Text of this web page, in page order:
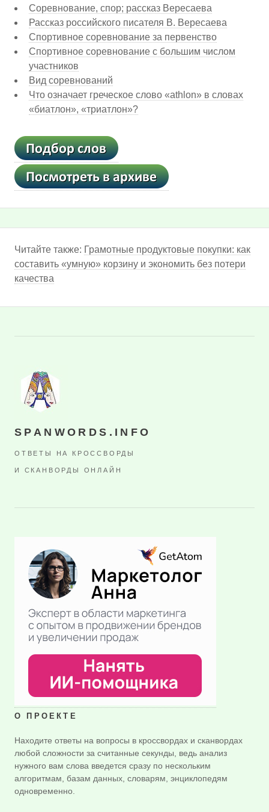
Соревнование, спор; рассказ Вересаева
Рассказ российского писателя В. Вересаева
Спортивное соревнование за первенство
Спортивное соревнование с большим числом
участников
Вид соревнований
Что означает греческое слово «athlon» в словах
«биатлон», «триатлон»?
Читайте также: Грамотные продуктовые покупки: как
составить «умную» корзину и экономить без потери
качества
SPANWORDS.INFO
ОТВЕТЫ НА КРОССВОРДЫ
И СКАНВОРДЫ ОНЛАЙН
О ПРОЕКТЕ
Находите ответы на вопросы в кроссвордах и сканвордах
любой сложности за считанные секунды, ведь анализ
нужного вам слова введется сразу по нескольким
алгоритмам, базам данных, словарям, энциклопедям
одновременно.